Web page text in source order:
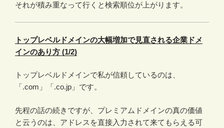
それが積み重なって行くと検索順位が上がります。
トップレベルドメインの大幅増加で見直される企業ドメ
インのあり方 (1/2)
トップレベルドメインで私が信頼しているのは、
「.com」「.co.jp」です。
先程の話の続きですが、プレミアムドメインの真の価値
と云うのは、アドレスを直接入力されて来てもらえる可